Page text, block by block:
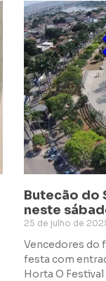
Butecão do
neste
25 de julho de
Vencedores do
festa com
Horta O